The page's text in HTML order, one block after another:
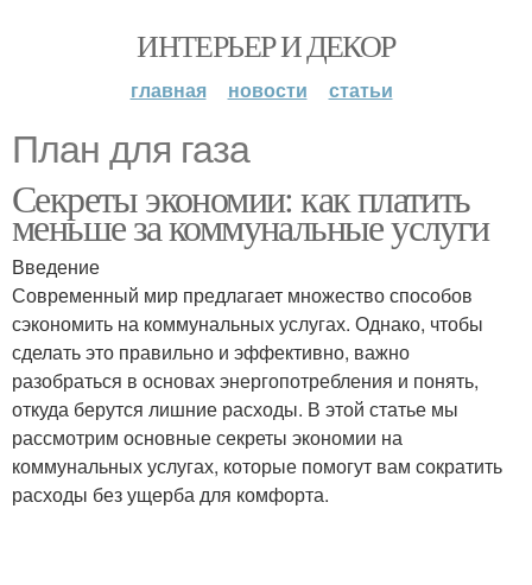
ИНТЕРЬЕР И ДЕКОР
главная новости статьи
План для газа
Секреты экономии: как платить
меньше за коммунальные услуги
Введение
Современный мир предлагает множество способов
сэкономить на коммунальных услугах. Однако, чтобы
сделать это правильно и эффективно, важно
разобраться в основах энергопотребления и понять,
откуда берутся лишние расходы. В этой статье мы
рассмотрим основные секреты экономии на
коммунальных услугах, которые помогут вам сократить
расходы без ущерба для комфорта.